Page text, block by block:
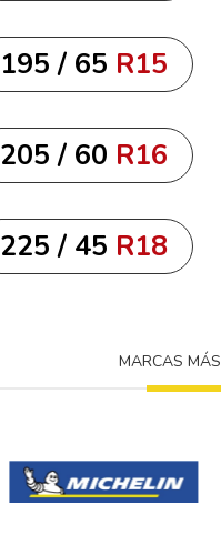
195 / 65 R15
205 / 60 R16
225 / 45 R18
MARCAS MÁS